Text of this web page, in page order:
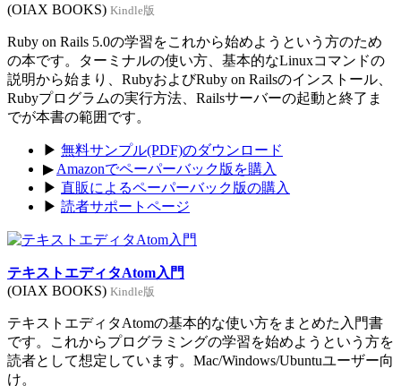
(OIAX BOOKS) Kindle版
Ruby on Rails 5.0の学習をこれから始めようという方のため
の本です。ターミナルの使い方、基本的なLinuxコマンドの
説明から始まり、RubyおよびRuby on Railsのインストール、
Rubyプログラムの実行方法、Railsサーバーの起動と終了ま
でが本書の範囲です。
▶ 無料サンプル(PDF)のダウンロード
▶ Amazonでペーパーバック版を購入
▶ 直販によるペーパーバック版の購入
▶ 読者サポートページ
テキストエディタAtom入門
(OIAX BOOKS) Kindle版
テキストエディタAtomの基本的な使い方をまとめた入門書
です。これからプログラミングの学習を始めようという方を
読者として想定しています。Mac/Windows/Ubuntuユーザー向
け。